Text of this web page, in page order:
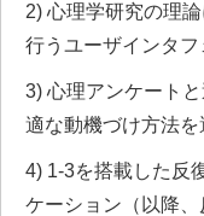
2) 心理学研究の理
行うユーザインタフ
3) 心理アンケート
適な動機づけ方法を
4) 1-3を搭載した反
ケーション（以降、